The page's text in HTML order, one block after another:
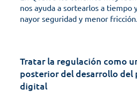
nos ayuda a sortearlos a tiempo
nayor seguridad y menor fricción.
Tratar la regulación como
posterior del desarrollo del
digital